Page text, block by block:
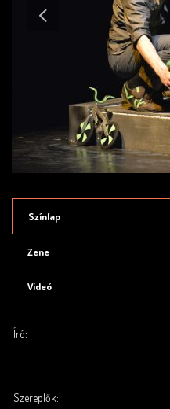
Színlap
Zene
Videó
Író:
Szereplők: